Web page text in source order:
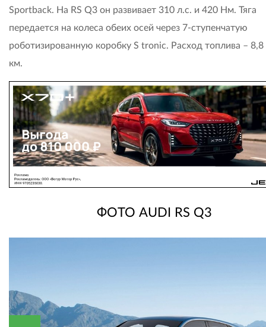
Sportback. На RS Q3 он развивает 310 л.с. и 420 Нм. Тяга
передается на колеса обеих осей через 7-ступенчатую
роботизированную коробку S tronic. Расход топлива –
км.
ФОТО AUDI RS Q3